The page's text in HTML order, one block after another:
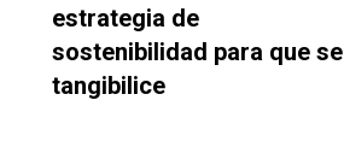
estrategia de
sostenibilidad para que se
tangibilice